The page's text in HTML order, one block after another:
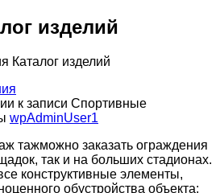
изделий
Каталог изделий
к записи Спортивные
wpAdminUser1
тажможно заказать ограждения
так и на больших стадионах.
конструктивные элементы,
обустройства объекта: